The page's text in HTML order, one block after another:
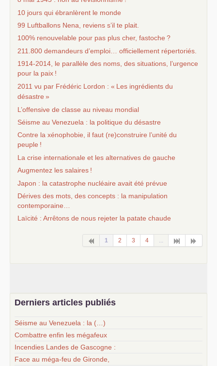
10 jours qui ébranlèrent le monde
99 Luftballons Nena, reviens s’il te plait.
100% renouvelable pour pas plus cher, fastoche ?
211.800 demandeurs d’emploi… officiellement répertoriés.
1914-2014, le parallèle des noms, des situations, l’urgence
pour la paix !
2011 vu par Frédéric Lordon : « Les ingrédients du
désastre »
L’offensive de classe au niveau mondial
Séisme au Venezuela : la politique du désastre
Contre la xénophobie, il faut (re)construire l’unité du
peuple !
La crise internationale et les alternatives de gauche
Augmentez les salaires !
Japon : la catastrophe nucléaire avait été prévue
Dérives des mots, des concepts : la manipulation
contemporaine…
Laïcité : Arrêtons de nous rejeter la patate chaude
1 2 3 4
Derniers articles publiés
Séisme au Venezuela : la (…)
Combattre enfin les mégafeux
Incendies Landes de Gascogne :
Face au méga-feu de Gironde,